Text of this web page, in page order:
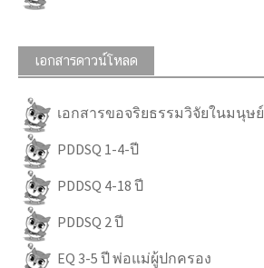
เอกสารดาวน์โหลด
เอกสารขอจริยธรรมวิจัยในมนุษย์
PDDSQ 1-4-ปี
PDDSQ 4-18 ปี
PDDSQ 2 ปี
EQ 3-5 ปี พ่อแม่ผู้ปกครอง